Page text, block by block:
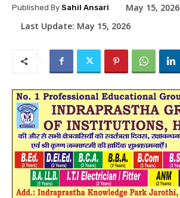
Published By Sahil Ansari
May 15, 2026
Last Update: May 15, 2026